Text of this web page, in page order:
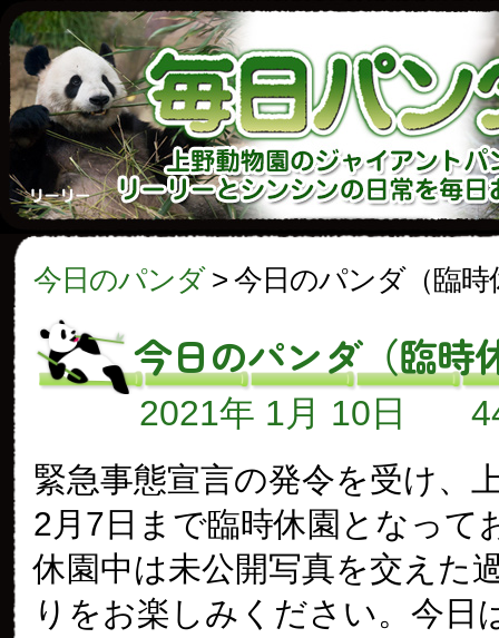
今日のパンダ> 今日のパンダ（臨時
今日のパンダ（臨時
2021年 1月 10日
緊急事態宣言の発令を受け、
2月7日まで臨時休園となって
休園中は未公開写真を交えた
りをお楽しみください。今日